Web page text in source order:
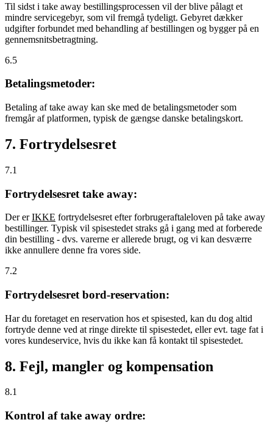
Til sidst i take away bestillingsprocessen vil der blive pålagt et
mindre servicegebyr, som vil fremgå tydeligt. Gebyret dækker
udgifter forbundet med behandling af bestillingen og bygger på en
gennemsnitsbetragtning.
6.5
Betalingsmetoder:
Betaling af take away kan ske med de betalingsmetoder som
fremgår af platformen, typisk de gængse danske betalingskort.
7. Fortrydelsesret
7.1
Fortrydelsesret take away:
Der erIKKE fortrydelsesret efter forbrugeraftaleloven på take away
bestillinger. Typisk vil spisestedet straks gå i gang med at forberede
din bestilling - dvs. varerne er allerede brugt, og vi kan desværre
ikke annullere denne fra vores side.
7.2
Fortrydelsesret bord-reservation:
Har du foretaget en reservation hos et spisested, kan du dog altid
fortryde denne ved at ringe direkte til spisestedet, eller evt. tage fat i
vores kundeservice, hvis du ikke kan få kontakt til spisestedet.
8. Fejl, mangler og kompensation
8.1
Kontrol af take away ordre: